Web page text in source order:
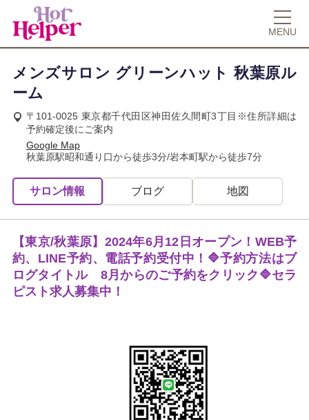
MENU
メンズサロン グリーンハット 秋葉原ル
ーム
〒101-0025 東京都千代田区神田佐久間町3丁目※住所詳細は
予約確定後にご案内
Google Map
秋葉原駅昭和通り口から徒歩3分/岩本町駅から徒歩7分
サロン情報 ブログ 地図
【東京/秋葉原】2024年6月12日オープン！WEB予
約、LINE予約、電話予約受付中！🔷予約方法はブ
ログタイトル 8月からのご予約をクリック🔷セラ
ピスト求人募集中！